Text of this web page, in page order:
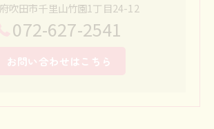
吹田市千里山竹園1丁目24-12
072-627-2541
お問い合わせはこちら